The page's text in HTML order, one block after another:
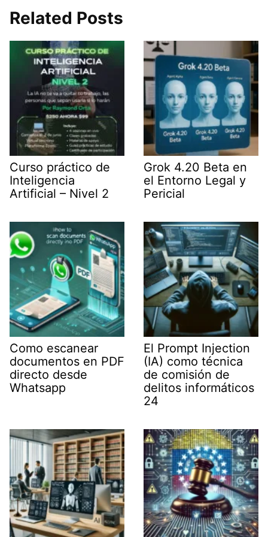
i
t
e
r
)
e
d
n
p
m
Related Posts
Curso práctico de
Inteligencia
Artificial – Nivel 2
Grok 4.20 Beta en
el Entorno Legal y
Pericial
Como escanear
documentos en PDF
directo desde
Whatsapp
El Prompt Injection
(IA) como técnica
de comisión de
delitos informáticos
24